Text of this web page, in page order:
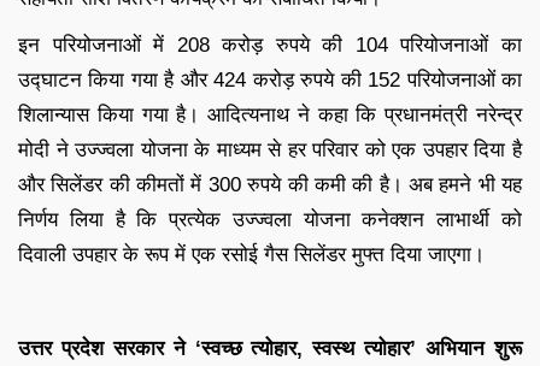
इन परियोजनाओं में 208 करोड़ रुपये की 104 परियोजनाओं का
उद्घाटन किया गया है और 424 करोड़ रुपये की 152 परियोजनाओं का
शिलान्यास किया गया है। आदित्यनाथ ने कहा कि प्रधानमंत्री नरेन्द्र
मोदी ने उज्ज्वला योजना के माध्यम से हर परिवार को एक उपहार दिया है
और सिलेंडर की कीमतों में 300 रुपये की कमी की है। अब हमने भी यह
निर्णय लिया है कि प्रत्येक उज्ज्वला योजना कनेक्शन लाभार्थी को
दिवाली उपहार के रूप में एक रसोई गैस सिलेंडर मुफ्त दिया जाएगा।
उत्तर प्रदेश सरकार ने ‘स्वच्छ त्योहार, स्वस्थ त्योहार’ अभियान शुरू